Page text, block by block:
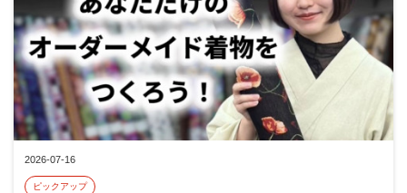
2026-07-16
ピックアップ